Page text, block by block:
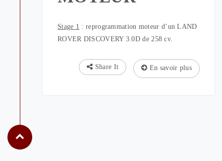
Stage 1 : reprogrammation moteur d’un LAND
ROVER DISCOVERY 3.0D de 258 cv.
En savoir plus
Share It